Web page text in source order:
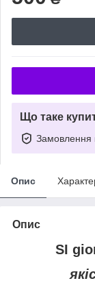
Що таке
Замовлення
Опис
Опис
SI